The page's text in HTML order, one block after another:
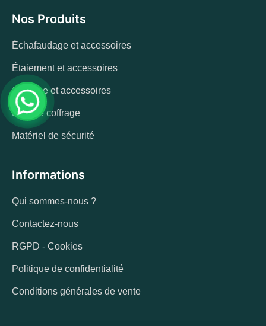
Nos Produits
Échafaudage et accessoires
Étaiement et accessoires
Coffrage et accessoires
Bois de coffrage
Matériel de sécurité
Informations
Qui sommes-nous ?
Contactez-nous
RGPD - Cookies
Politique de confidentialité
Conditions générales de vente